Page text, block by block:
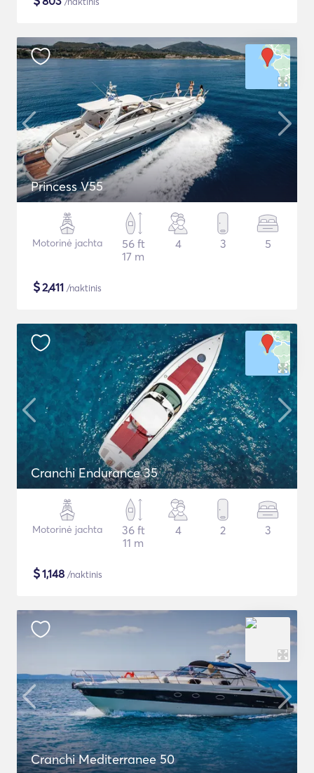
Princess V55
Motorinė jachta
56 ft
17 m
4 3 5
$2,411 /naktinis
Cranchi Endurance 35
Motorinė jachta
36 ft
11 m
4 2 3
$1,148 /naktinis
Cranchi Mediterranee 50